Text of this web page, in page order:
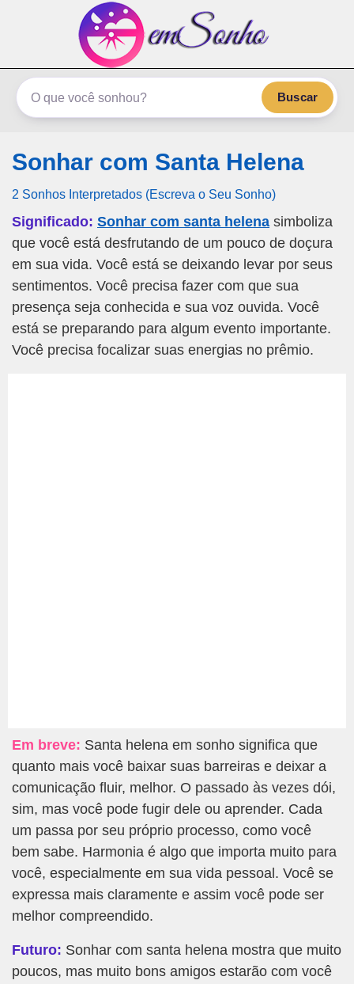
emSonho.com
Os sonhos significam mais
Buscar
Sonhar com Santa Helena
2 Sonhos Interpretados (Escreva o Seu Sonho)
Significado: Sonhar com santa helena simboliza
que você está desfrutando de um pouco de doçura
em sua vida. Você está se deixando levar por seus
sentimentos. Você precisa fazer com que sua
presença seja conhecida e sua voz ouvida. Você
está se preparando para algum evento importante.
Você precisa focalizar suas energias no prêmio.
Em breve: Santa helena em sonho significa que
quanto mais você baixar suas barreiras e deixar a
comunicação fluir, melhor. O passado às vezes dói,
sim, mas você pode fugir dele ou aprender. Cada
um passa por seu próprio processo, como você
bem sabe. Harmonia é algo que importa muito para
você, especialmente em sua vida pessoal. Você se
expressa mais claramente e assim você pode ser
melhor compreendido.
Futuro: Sonhar com santa helena mostra que muito
poucos, mas muito bons amigos estarão com você